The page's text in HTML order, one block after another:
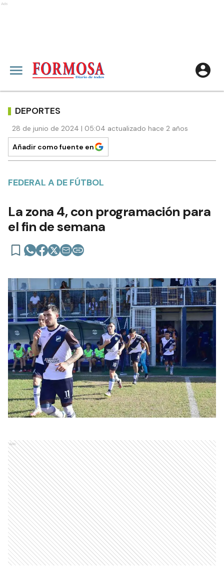
Ads
DEPORTES
28 de junio de 2024 | 05:04 actualizado hace 2 años
Añadir como fuente en
FEDERAL A DE FÚTBOL
La zona 4, con programación para
el fin de semana
Ads